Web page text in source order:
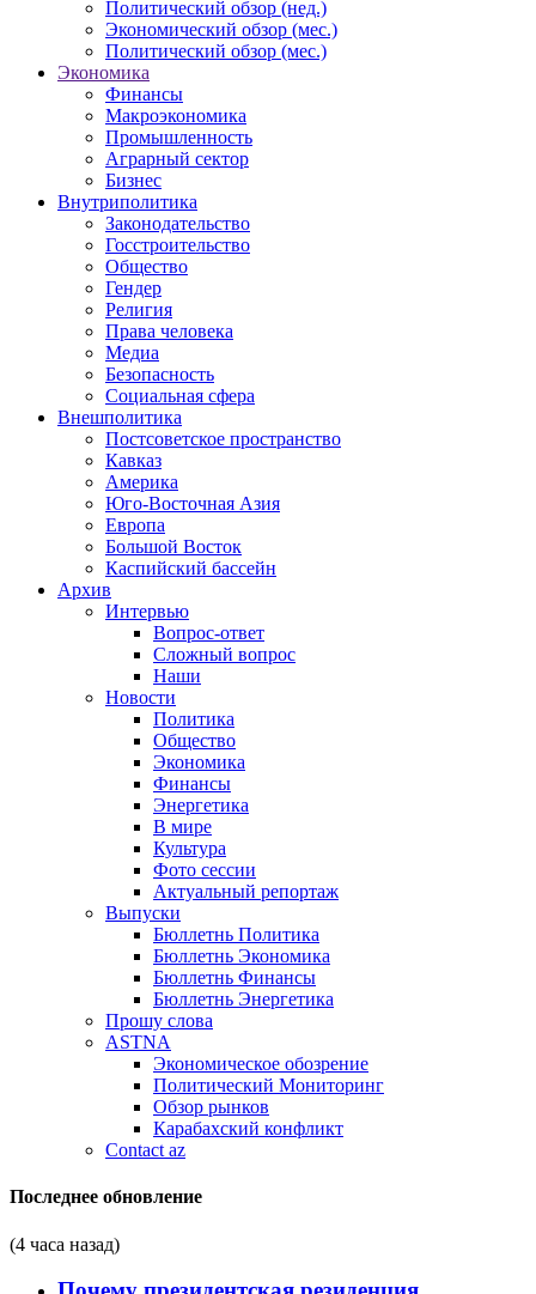
Политический обзор (нед.)
Экономический обзор (мес.)
Политический обзор (мес.)
Экономика
Финансы
Макроэкономика
Промышленность
Аграрный сектор
Бизнес
Внутриполитика
Законодательство
Госстроительство
Общество
Гендер
Религия
Права человека
Медиа
Безопасность
Социальная сфера
Внешполитика
Постсоветское пространство
Кавказ
Америка
Юго-Восточная Азия
Европа
Большой Восток
Каспийский бассейн
Архив
Интервью
Вопрос-ответ
Сложный вопрос
Наши
Новости
Политика
Общество
Экономика
Финансы
Энергетика
В мире
Культура
Фото сессии
Актуальный репортаж
Выпуски
Бюллетнь Политика
Бюллетнь Экономика
Бюллетнь Финансы
Бюллетнь Энергетика
Прошу слова
ASTNA
Экономическое обозрение
Политический Мониторинг
Обзор рынков
Карабахский конфликт
Contact az
Последнее обновление
(4 часа назад)